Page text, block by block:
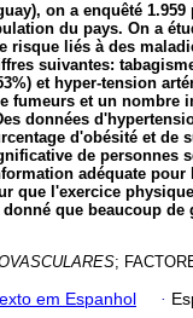
on a enquêté 1.959
du pays. On a
risque liés à des
suivantes:
et hyper-tension
fumeurs et un nombre
données
d'obésité et de
de personnes
adéquate pour
que l'exercice
que beaucoup
;
em Espanhol ·